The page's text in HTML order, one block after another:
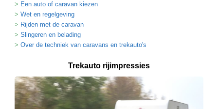
Een auto of caravan kiezen
Wet en regelgeving
Rijden met de caravan
Slingeren en belading
Over de techniek van caravans en trekauto's
Trekauto rijimpressies